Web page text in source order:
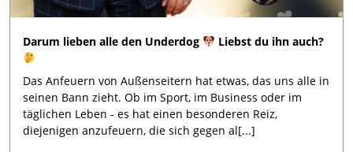
Darum lieben alle den Underdog Liebst du ihn auch?
Das Anfeuern von Außenseitern hat etwas, das uns alle in
seinen Bann zieht. Ob im Sport, im Business oder im
täglichen Leben - es hat einen besonderen Reiz,
diejenigen anzufeuern, die sich gegen al[...]